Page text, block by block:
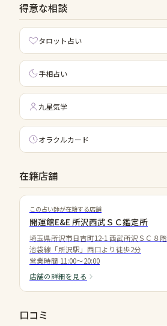
得意な相談
タロット占い
手相占い
九星気学
オラクルカード
在籍店舗
この占い師が在籍する店舗
開運館E&E 所沢西武ＳＣ鑑定所
埼玉県所沢市日吉町12-1 西武所沢ＳＣ８階
池袋線「所沢駅」西口より徒歩2分
営業時間 11:00～20:00
店舗の詳細を見る
口コミ